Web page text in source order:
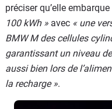
préciser qu’elle
100 kWh » avec « une
BMW M des cellules
garantissant un niveau
aussi bien lors de
la recharge ».